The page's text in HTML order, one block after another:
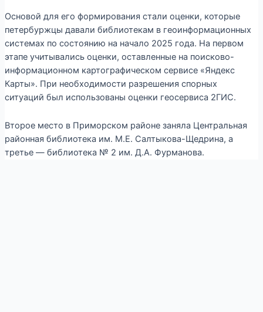
Основой для его формирования стали оценки, которые
петербуржцы давали библиотекам в геоинформационных
системах по состоянию на начало 2025 года. На первом
этапе учитывались оценки, оставленные на поисково-
информационном картографическом сервисе «Яндекс
Карты». При необходимости разрешения спорных
ситуаций был использованы оценки геосервиса 2ГИС.
Второе место в Приморском районе заняла Центральная
районная библиотека им. М.Е. Салтыкова-Щедрина, а
третье — библиотека № 2 им. Д.А. Фурманова.